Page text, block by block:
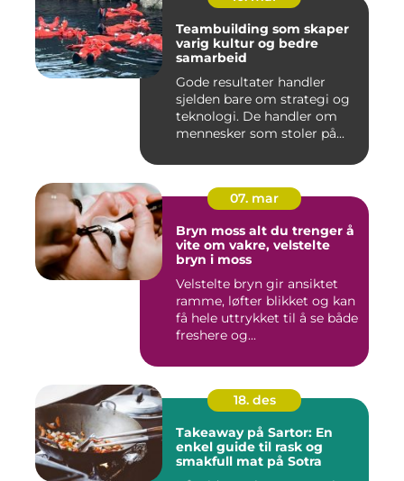
Teambuilding som skaper
varig kultur og bedre
samarbeid
Gode resultater handler
sjelden bare om strategi og
teknologi. De handler om
mennesker som stoler på...
07. mar
Bryn moss alt du trenger å
vite om vakre, velstelte
bryn i moss
Velstelte bryn gir ansiktet
ramme, løfter blikket og kan
få hele uttrykket til å se både
freshere og...
18. des
Takeaway på Sartor: En
enkel guide til rask og
smakfull mat på Sotra